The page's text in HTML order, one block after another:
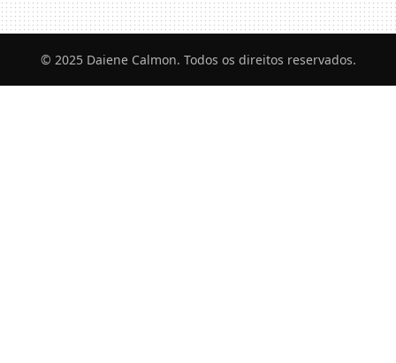
© 2025 Daiene Calmon. Todos os direitos reservados.